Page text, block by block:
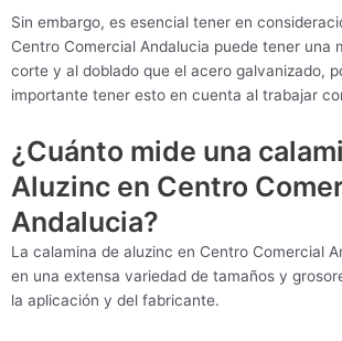
Sin embargo, es esencial tener en
Centro Comercial Andalucia puede tener una
corte y al doblado que el acero galvanizado,
importante tener esto en cuenta al trabajar
¿Cuánto mide una
Aluzinc en Centro
Andalucia?
La calamina de aluzinc en Centro Comercial
en una extensa variedad de tamaños y
la aplicación y del fabricante.